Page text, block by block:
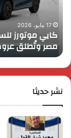
عام
انطلاقها
في
مصر
وتُطلق
عروضاً
ترويجية
حصرية
17 مايو، 2026
كايي موتورز
مصر وتُطلق
نشر حديثا